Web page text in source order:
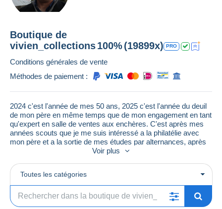
Boutique de
vivien_collections100%(19899x) PRO
Conditions générales de vente
Méthodes de paiement :
2024 c'est l'année de mes 50 ans, 2025 c'est l'année du deuil
de mon père en même temps que de mon engagement en tant
qu'expert en salle de ventes aux enchères. C'est après mes
années scouts que je me suis intéressé a la philatélie avec
mon père et a la sortie de mes études par alternances, après
deux ans passé chez un marchand de timbres qui m'avait
sur les Champs Elysées, face a l'Elysée, je me suis lancé a
mon compte en prenant une boutique à Paris en face de la
Poste Principale du 9eme arrondissement mais
malheureusement a la suite d'une conjonction de causes j'ai
du mettre la clé sous la porte quatre ans plus tard mais en
Voir plus
Toutes les catégories